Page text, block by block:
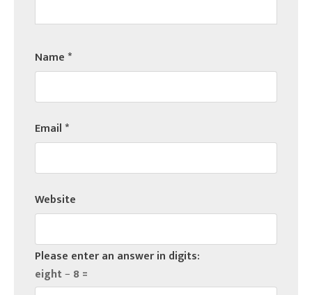
Name*
Email*
Website
Please enter an answer in digits:
eight − 8 =